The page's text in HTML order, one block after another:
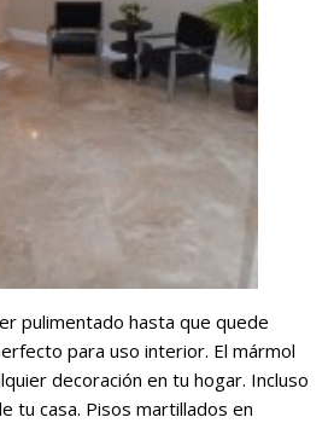
pulimentado hasta que quede
para uso interior. El mármol
decoración en tu hogar. Incluso
tu casa. Pisos martillados en